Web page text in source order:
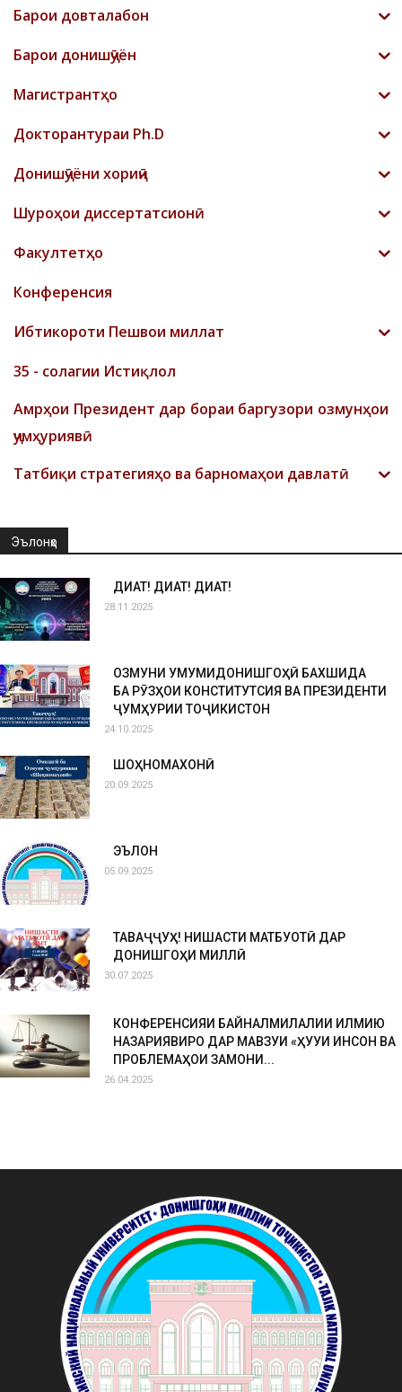
Барои довталабон
Барои донишҷӯён
Магистрантҳо
Докторантураи Ph.D
Донишҷӯёни хориҷӣ
Шyроҳои диссертатсионӣ
Факултетҳо
Конференсия
Ибтикороти Пешвои миллат
35 - солагии Истиқлол
Амрҳои Президент дар бораи баргузори озмунҳои
ҷумҳуриявӣ
Татбиқи стратегияҳо ва барномаҳои давлатӣ
Эълонҳо
ДИҚҚАТ! ДИҚҚАТ! ДИҚҚАТ!
28.11.2025
ОЗМУНИ УМУМИДОНИШГОҲӢ БАХШИДА
БА РӮЗҲОИ КОНСТИТУТСИЯ ВА ПРЕЗИДЕНТИ
ҶУМҲУРИИ ТОҶИКИСТОН
24.10.2025
ШОҲНОМАХОНӢ
20.09.2025
ЭЪЛОН
05.09.2025
ТАВАҶҶУҲ! НИШАСТИ МАТБУОТӢ ДАР
ДОНИШГОҲИ МИЛЛӢ
30.07.2025
КОНФЕРЕНСИЯИ БАЙНАЛМИЛАЛИИ ИЛМИЮ
НАЗАРИЯВИРО ДАР МАВЗУИ «ҲУҚУҚИ ИНСОН ВА
ПРОБЛЕМАҲОИ ЗАМОНИ...
26.04.2025